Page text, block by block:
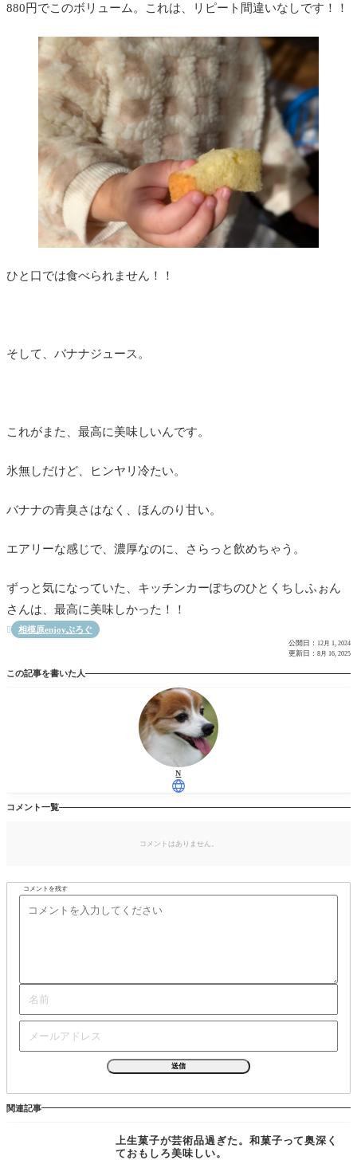
880円でこのボリューム。これは、リピート間違いなしです！！
ひと口では食べられません！！
そして、バナナジュース。
これがまた、最高に美味しいんです。
氷無しだけど、ヒンヤリ冷たい。
バナナの青臭さはなく、ほんのり甘い。
エアリーな感じで、濃厚なのに、さらっと飲めちゃう。
ずっと気になっていた、キッチンカーぽちのひとくちしふぉん
さんは、最高に美味しかった！！
 相模原enjoyぶろぐ
公開日： 12月 1, 2024
更新日： 8月 16, 2025
この記事を書いた人
N
コメント一覧
コメントはありません。
コメントを残す
関連記事
上生菓子が芸術品過ぎた。和菓子って奥深く
ておもしろ美味しい。